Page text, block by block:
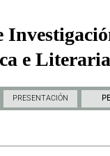
e
PRESENTACIÓN